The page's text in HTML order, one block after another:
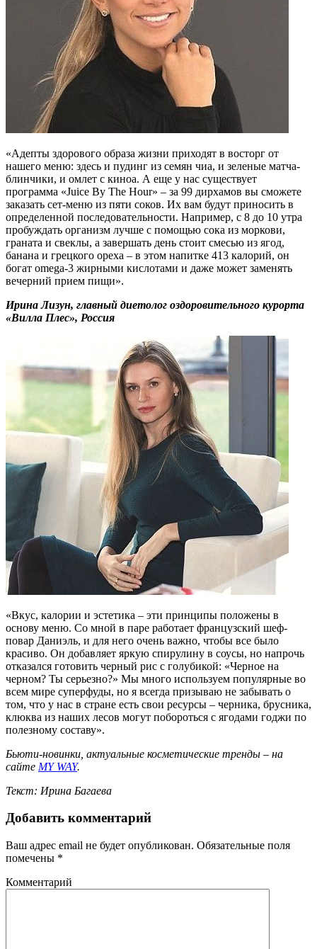
«Адепты здорового образа жизни приходят в восторг от
нашего меню: здесь и пудинг из семян чиа, и зеленые матча-
блинчики, и омлет с киноа. А еще у нас существует
программа «Juice By The Hour» – за 99 дирхамов вы сможете
заказать сет-меню из пяти соков. Их вам будут приносить в
определенной последовательности. Например, с 8 до 10 утра
пробуждать организм лучше с помощью сока из моркови,
граната и свеклы, а завершать день стоит смесью из ягод,
банана и грецкого ореха – в этом напитке 413 калорий, он
богат omega-3 жирными кислотами и даже может заменять
вечерний прием пищи».
Ирина Лизун, главный диетолог оздоровительного курорта
«Вилла Плес», Россия
«Вкус, калории и эстетика – эти принципы положены в
основу меню. Со мной в паре работает французский шеф-
повар Даниэль, и для него очень важно, чтобы все было
красиво. Он добавляет яркую спирулину в соусы, но напрочь
отказался готовить черный рис с голубикой: «Черное на
черном? Ты серьезно?» Мы много используем популярные во
всем мире суперфуды, но я всегда призываю не забывать о
том, что у нас в стране есть свои ресурсы – черника, брусника,
клюква из наших лесов могут побороться с ягодами годжи по
полезному составу».
Бьюти-новинки, актуальные косметические тренды – на
сайте MY WAY.
Текст: Ирина Багаева
Добавить комментарий
Ваш адрес email не будет опубликован. Обязательные поля
помечены *
Комментарий